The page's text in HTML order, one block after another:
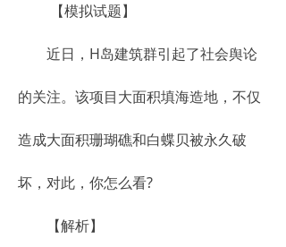
【模拟试题】
近日，H岛建筑群引起了社会舆论
的关注。该项目大面积填海造地，不仅
造成大面积珊瑚礁和白蝶贝被永久破
坏，对此，你怎么看?
【解析】